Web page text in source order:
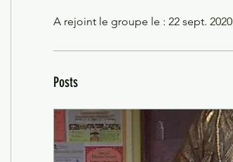
A rejoint le groupe le : 22 sept. 2020
Posts